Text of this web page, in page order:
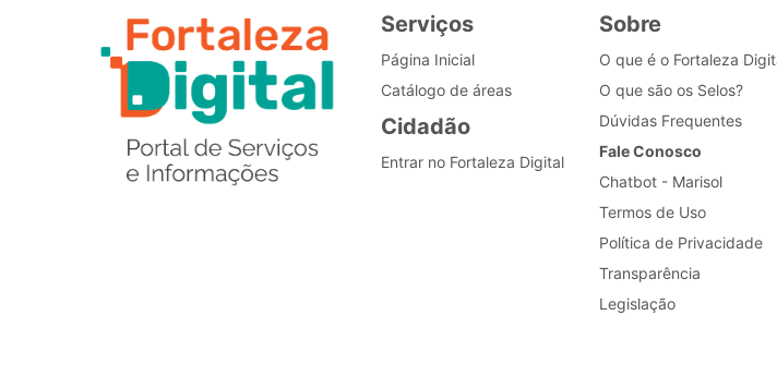
Serviços
Página Inicial
Catálogo de áreas
Cidadão
Entrar no Fortaleza Digital
Sobre
O que é o Fortaleza
O que são os Selos?
Dúvidas Frequentes
Fale Conosco
Chatbot - Marisol
Termos de Uso
Política de Privacidade
Transparência
Legislação